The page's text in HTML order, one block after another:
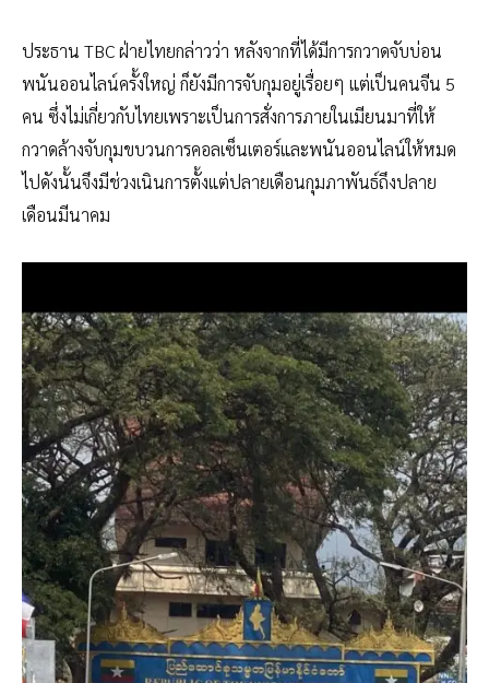
ประธาน TBC ฝ่ายไทยกล่าวว่า หลังจากที่ได้มีการกวาดจับบ่อน
พนันออนไลน์ครั้งใหญ่ ก็ยังมีการจับกุมอยู่เรื่อยๆ แต่เป็นคนจีน 5
คน ซึ่งไม่เกี่ยวกับไทยเพราะเป็นการสั่งการภายในเมียนมาที่ให้
กวาดล้างจับกุมขบวนการคอลเซ็นเตอร์และพนันออนไลน์ให้หมด
ไปดังนั้นจึงมีช่วงเนินการตั้งแต่ปลายเดือนกุมภาพันธ์ถึงปลาย
เดือนมีนาคม